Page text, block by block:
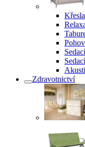
Zdravotnictví